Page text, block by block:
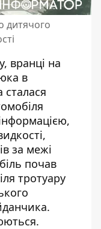
дитячого
вранці на
в
,
за межі
почав
тротуару